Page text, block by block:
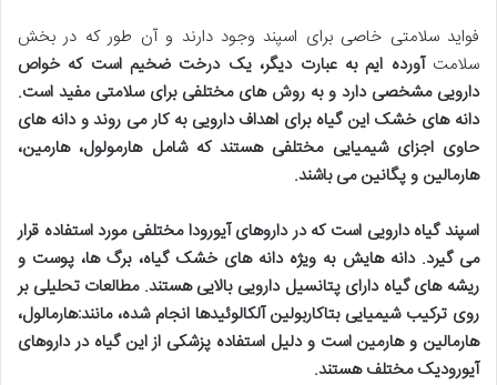
فواید سلامتی خاصی برای اسپند وجود دارند و آن طور که در بخش
سلامتآورده ایم به عبارت دیگر، یک درخت ضخیم است که خواص
دارویی مشخصی دارد و به روش های مختلفی برای سلامتی مفید است.
دانه های خشک این گیاه برای اهداف دارویی به کار می روند و دانه های
حاوی اجزای شیمیایی مختلفی هستند که شامل هارمولول، هارمین،
هارمالین و پگانین می باشند.
اسپند گیاه دارویی است که در داروهای آیورودا مختلفی مورد استفاده قرار
می گیرد.دانه هایش به ویژه دانه های خشک گیاه، برگ ها، پوست و
ریشه های گیاه دارای پتانسیل دارویی بالایی هستند. مطالعات تحلیلی بر
روی ترکیب شیمیایی بتاکاربولین آلکالوئیدها انجام شده، مانند:هارمالول،
هارمالین و هارمین است و دلیل استفاده پزشکی از این گیاه در داروهای
آیورودیک مختلف هستند.